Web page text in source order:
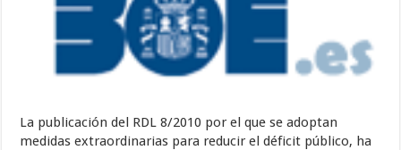
La publicación del RDL 8/2010 por el que se adoptan
medidas extraordinarias para reducir el déficit público, ha